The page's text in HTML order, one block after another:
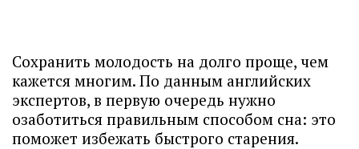
Сохранить молодость на долго проще, чем
кажется многим. По данным английских
экспертов, в первую очередь нужно
озаботиться правильным способом сна: это
поможет избежать быстрого старения.